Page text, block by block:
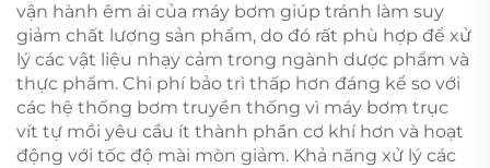
vận hành êm ái của máy bơm giúp tránh làm suy
giảm chất lượng sản phẩm, do đó rất phù hợp để xử
lý các vật liệu nhạy cảm trong ngành dược phẩm và
thực phẩm. Chi phí bảo trì thấp hơn đáng kể so với
các hệ thống bơm truyền thống vì máy bơm trục
vít tự mồi yêu cầu ít thành phần cơ khí hơn và hoạt
động với tốc độ mài mòn giảm. Khả năng xử lý các